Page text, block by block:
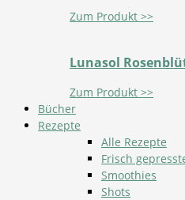
Zum Produkt >>
Lunasol
Zum Produkt >>
Bücher
Rezepte
Alle Rezepte
Frisch
Smoothies
Shots